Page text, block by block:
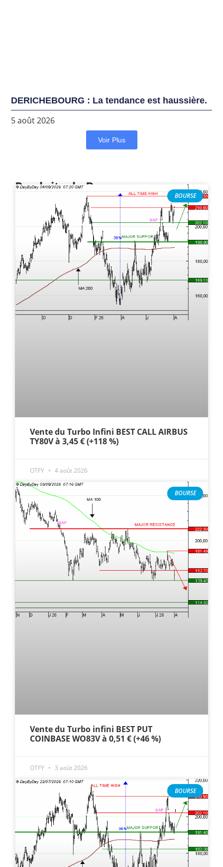
DERICHEBOURG : La tendance est haussière.
5 août 2026
Voir Plus
Produits de Bourse
BOURSE
Vente du Turbo Infini BEST CALL AIRBUS
TY80V à 3,45 € (+118 %)
OTFY 4 août 2026
BOURSE
Vente du Turbo infini BEST PUT
COINBASE WO83V à 0,51 € (+46 %)
OTFY 3 août 2026
BOURSE